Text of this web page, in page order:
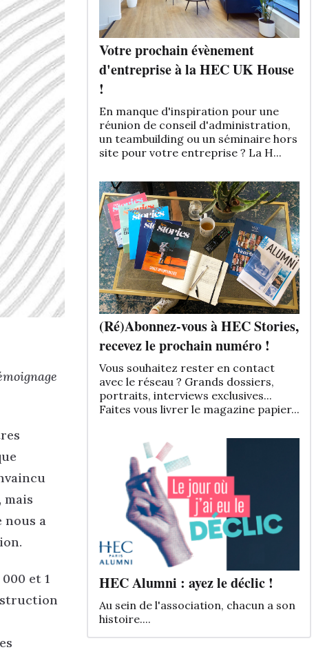
a
et 1
Votre prochain évènement
d'entreprise à la HEC UK House
!
En manque d'inspiration pour une
réunion de conseil d'administration,
un teambuilding ou un séminaire hors
site pour votre entreprise ? La H...
(Ré)Abonnez-vous à HEC Stories,
recevez le prochain numéro !
Vous souhaitez rester en contact
avec le réseau ? Grands dossiers,
portraits, interviews exclusives...
Faites vous livrer le magazine papier...
HEC Alumni : ayez le déclic !
Au sein de l'association, chacun a son
histoire....